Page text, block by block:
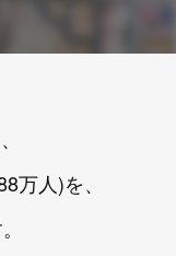
万人)を、